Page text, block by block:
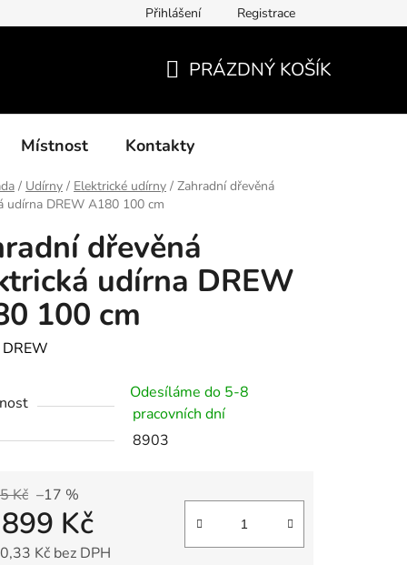
podmínky, způsoby platby, doba zpracování Platby GoPay
Přihlášení Registrace
KOŠÍK
PRÁZDNÝ KOŠÍK
Místnost Kontakty
/ Udírny / Elektrické udírny / Zahradní dřevěná
udírna DREW A180 100 cm
dřevěná
udírna DREW
100 cm
DREW
Odesíláme do 5-8
pracovních dní
8903
Kč –17 %
Kč
Kč bez DPH